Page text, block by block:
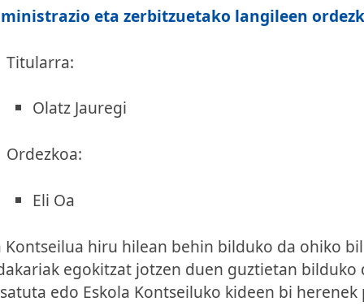
eta zerbitzuetako langileen
Titularra:
Olatz Jauregi
Ordezkoa:
Eli Oa
Kontseilua hiru hilean behin bilduko da ohiko
egokitzat jotzen duen guztietan
edo Eskola Kontseiluko kideen bi